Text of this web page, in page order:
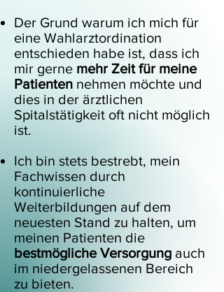
Der Grund warum ich mich für
eine Wahlarztordination
entschieden habe ist, dass ich
mir gerne mehr Zeit für meine
Patienten nehmen möchte und
dies in der ärztlichen
Spitalstätigkeit oft nicht möglich
ist.
Ich bin stets bestrebt, mein
Fachwissen durch
kontinuierliche
Weiterbildungen auf dem
neuesten Stand zu halten, um
meinen Patienten die
bestmögliche Versorgung auch
im niedergelassenen Bereich
zu bieten.